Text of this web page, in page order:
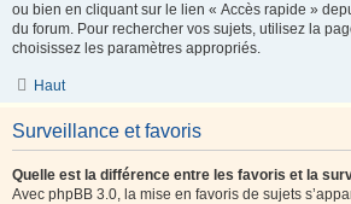
ou bien en cliquant sur le lien « Accès rapide »
du forum. Pour rechercher vos sujets, utilisez la
choisissez les paramètres appropriés.
Haut
Surveillance et favoris
Quelle est la différence entre les favoris et la
Avec phpBB 3.0, la mise en favoris de sujets